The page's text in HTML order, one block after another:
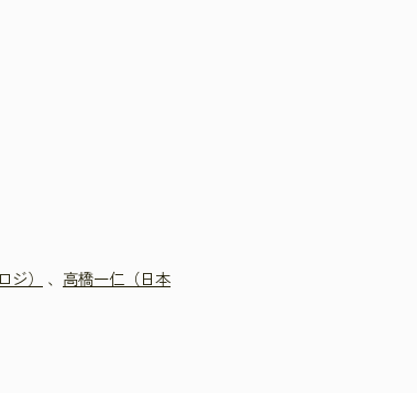
ジ） 、 高橋一仁（日本